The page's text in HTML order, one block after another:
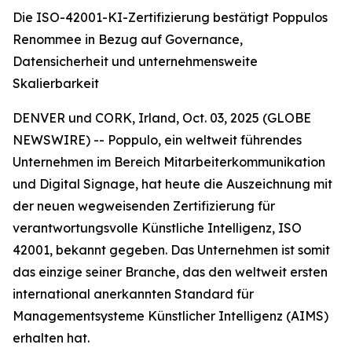
Die ISO-42001-KI-Zertifizierung bestätigt Poppulos
Renommee in Bezug auf Governance,
Datensicherheit und unternehmensweite
Skalierbarkeit
DENVER und CORK, Irland, Oct. 03, 2025 (GLOBE
NEWSWIRE) -- Poppulo, ein weltweit führendes
Unternehmen im Bereich Mitarbeiterkommunikation
und Digital Signage, hat heute die Auszeichnung mit
der neuen wegweisenden Zertifizierung für
verantwortungsvolle Künstliche Intelligenz, ISO
42001, bekannt gegeben. Das Unternehmen ist somit
das einzige seiner Branche, das den weltweit ersten
international anerkannten Standard für
Managementsysteme Künstlicher Intelligenz (AIMS)
erhalten hat.